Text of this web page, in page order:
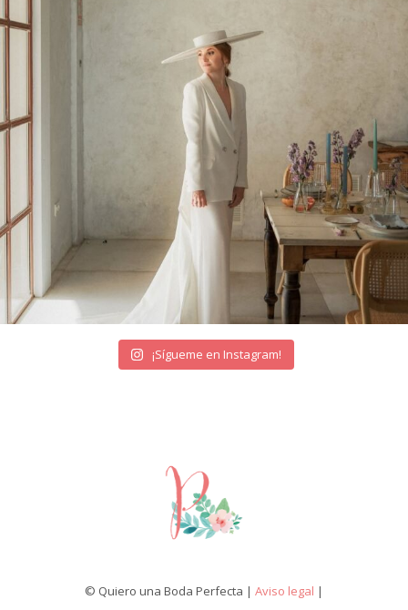
¡Sígueme en Instagram!
© Quiero una Boda Perfecta | Aviso legal |